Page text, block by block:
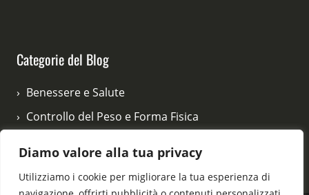
Diamo valore alla tua privacy
Utilizziamo i cookie per migliorare la tua esperienza di
Categorie del Blog
Benessere e Salute
Controllo del Peso e Forma Fisica
Salute Femminile e Maschile